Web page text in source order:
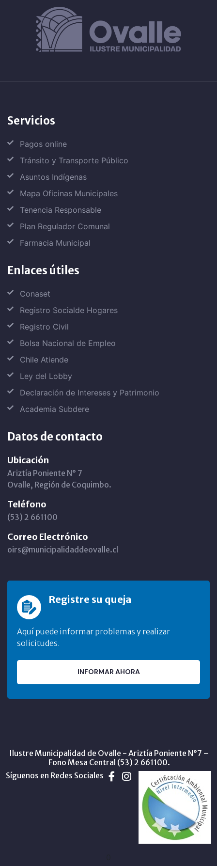
Servicios
Pagos online
Tránsito y Transporte Público
Asuntos Indígenas
Mapa Oficinas Municipales
Tenencia Responsable
Plan Regulador Comunal
Farmacia Municipal
Enlaces útiles
Conaset
Registro Socialde Hogares
Registro Civil
Bolsa Nacional de Empleo
Chile Atiende
Ley del Lobby
Declaración de Intereses y Patrimonio
Academia Subdere
Datos de contacto
Ubicación
Ariztía Poniente N° 7
Ovalle, Región de Coquimbo.
Teléfono
(53) 2 661100
Correo Electrónico
oirs@municipalidaddeovalle.cl
Registre su queja
Aquí puede informar problemas y realizar
solicitudes.
INFORMAR AHORA
Ilustre Municipalidad de Ovalle - Ariztía Poniente N°7 –
Fono Mesa Central (53) 2 661100.
Síguenos en Redes Sociales